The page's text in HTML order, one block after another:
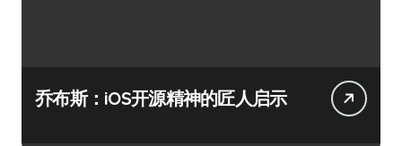
乔布斯：iOS开源精神的匠人启示